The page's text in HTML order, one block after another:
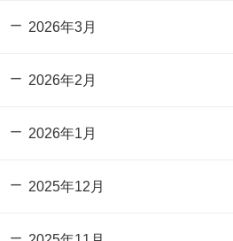
2026年3月
2026年2月
2026年1月
2025年12月